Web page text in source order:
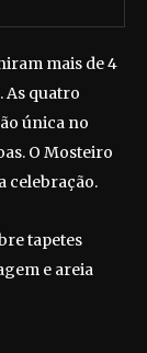
mais de 4
As quatro
única no
O Mosteiro
celebração.
tapetes
e areia